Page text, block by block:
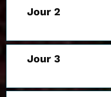
Jour 2
Jour 3